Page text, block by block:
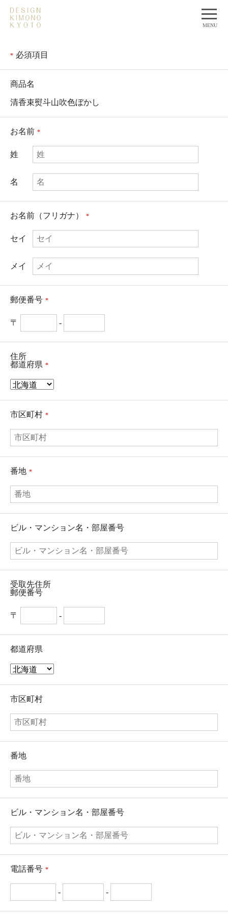
t
o
MENU
* 必須項目
商品名
清香束熨斗山吹色ぼかし
お名前 *
姓
名
お名前（フリガナ） *
セイ
メイ
郵便番号 *
〒 -
住所
都道府県 *
市区町村 *
番地 *
ビル・マンション名・部屋番号
受取先住所
郵便番号
〒 -
都道府県
市区町村
番地
ビル・マンション名・部屋番号
電話番号 *
- -